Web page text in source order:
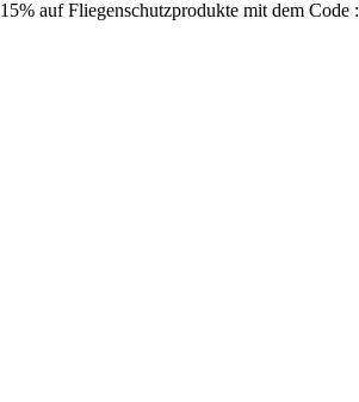
15% auf Fliegenschutzprodukte mit dem Code :